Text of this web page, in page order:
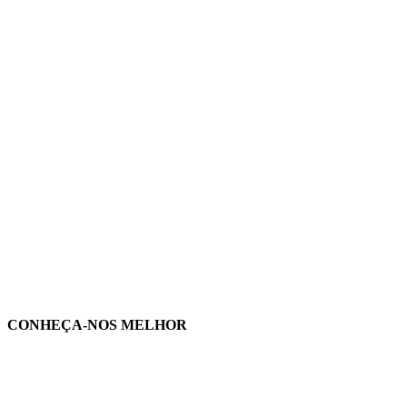
CONHEÇA-NOS MELHOR